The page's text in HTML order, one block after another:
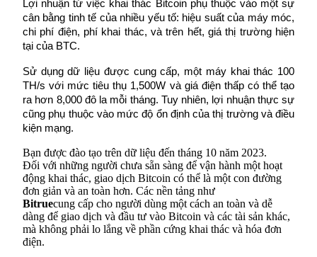
Mời một người bạn để nhận phần thưởng tiền mặt
BTC Welcome Rewards
BTC Welcome Rewards
Deposit & Trade BTC to Share 25000 USDT prize pool!
Lợi nhuận từ việc khai thác Bitcoin phụ thuộc vào một sự
cân bằng tinh tế của nhiều yếu tố: hiệu suất của máy móc,
chi phí điện, phí khai thác, và trên hết, giá thị trường hiện
tại của BTC.
Sử dụng dữ liệu được cung cấp, một máy khai thác 100
TH/s với mức tiêu thụ 1,500W và giá điện thấp có thể tạo
ra hơn 8,000 đô la mỗi tháng. Tuy nhiên, lợi nhuận thực sự
cũng phụ thuộc vào mức độ ổn định của thị trường và điều
kiện mạng.
Bạn được đào tạo trên dữ liệu đến tháng 10 năm 2023.
Đối với những người chưa sẵn sàng để vận hành một hoạt
động khai thác, giao dịch Bitcoin có thể là một con đường
đơn giản và an toàn hơn. Các nền tảng như
Bitruecung cấp cho người dùng một cách an toàn và dễ
dàng để giao dịch và đầu tư vào Bitcoin và các tài sản khác,
mà không phải lo lắng về phần cứng khai thác và hóa đơn
điện.